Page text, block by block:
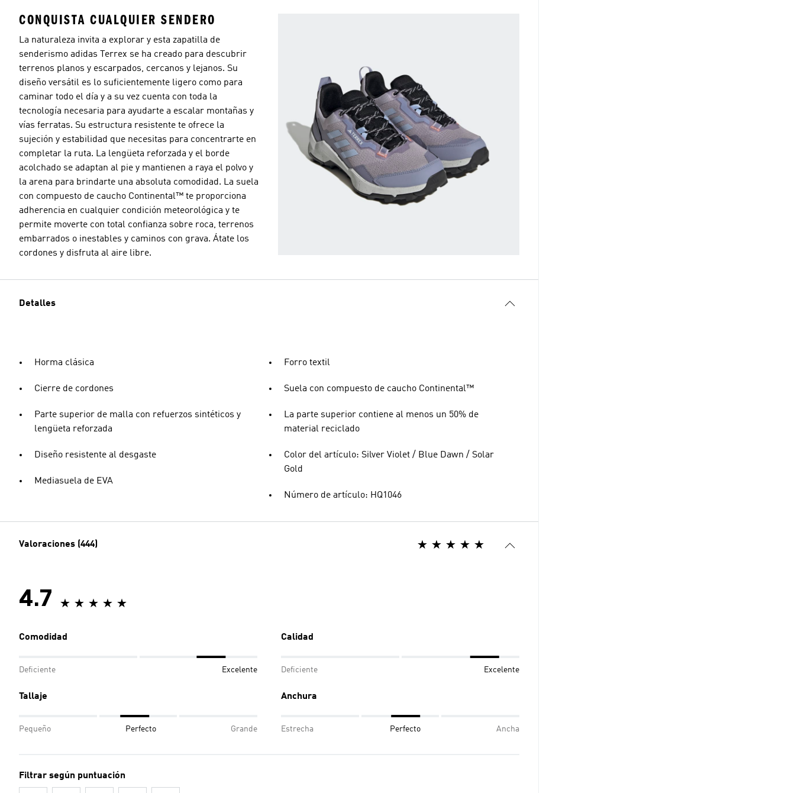
CONQUISTA CUALQUIER SENDERO
La naturaleza invita a explorar y esta zapatilla de
senderismo adidas Terrex se ha creado para descubrir
terrenos planos y escarpados, cercanos y lejanos. Su
diseño versátil es lo suficientemente ligero como para
caminar todo el día y a su vez cuenta con toda la
tecnología necesaria para ayudarte a escalar montañas y
vías ferratas. Su estructura resistente te ofrece la
sujeción y estabilidad que necesitas para concentrarte en
completar la ruta. La lengüeta reforzada y el borde
acolchado se adaptan al pie y mantienen a raya el polvo y
la arena para brindarte una absoluta comodidad. La suela
con compuesto de caucho Continental™ te proporciona
adherencia en cualquier condición meteorológica y te
permite moverte con total confianza sobre roca, terrenos
embarrados o inestables y caminos con grava. Átate los
cordones y disfruta al aire libre.
Detalles
Horma clásica
Cierre de cordones
Parte superior de malla con refuerzos sintéticos y
lengüeta reforzada
Diseño resistente al desgaste
Mediasuela de EVA
Forro textil
Suela con compuesto de caucho Continental™
La parte superior contiene al menos un 50% de
material reciclado
Color del artículo: Silver Violet / Blue Dawn / Solar
Gold
Número de artículo: HQ1046
Valoraciones (444)
4.7
Comodidad
Deficiente Excelente
Calidad
Deficiente Excelente
Tallaje
Pequeño Perfecto Grande
Anchura
Estrecha Perfecto Ancha
Filtrar según puntuación